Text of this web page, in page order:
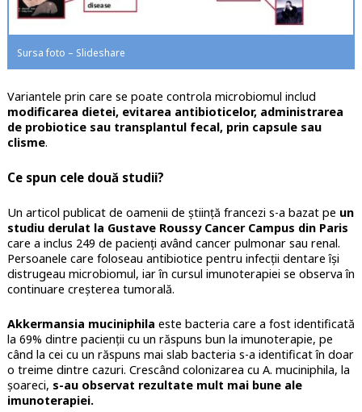
Sursa foto – Slideshare
Variantele prin care se poate controla microbiomul includ
modificarea dietei, evitarea antibioticelor, administrarea
de probiotice sau transplantul fecal, prin capsule sau
clisme.
Ce spun cele două studii?
Un articol publicat de oamenii de știință francezi s-a bazat pe un
studiu derulat la Gustave Roussy Cancer Campus din Paris
care a inclus 249 de pacienți având cancer pulmonar sau renal.
Persoanele care foloseau antibiotice pentru infecții dentare își
distrugeau microbiomul, iar în cursul imunoterapiei se observa în
continuare creșterea tumorală.
Akkermansia muciniphila este bacteria care a fost identificată
la 69% dintre pacienții cu un răspuns bun la imunoterapie, pe
când la cei cu un răspuns mai slab bacteria s-a identificat în doar
o treime dintre cazuri. Crescând colonizarea cu A. muciniphila, la
șoareci, s-au observat rezultate mult mai bune ale
imunoterapiei.